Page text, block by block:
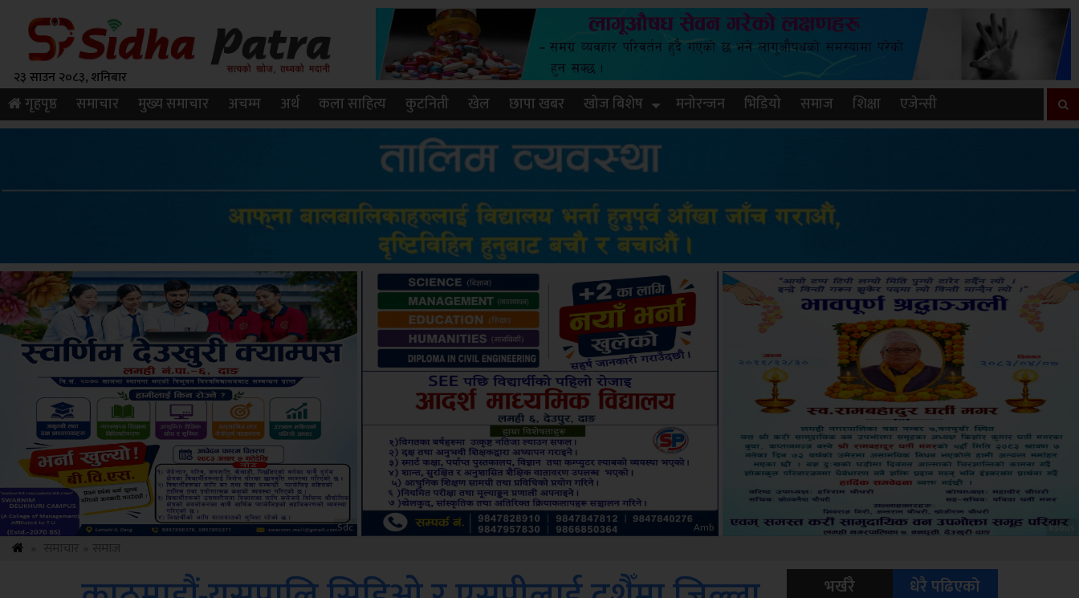
२३ साउन २०८३, शनिबार
गृहपृष्ठ समाचार मुख्य समाचार अचम्म अर्थ कला साहित्य कुटनिती खेल छापा खबर खोज बिशेष मनोरन्जन भिडियो समाज शिक्षा एजेन्सी
Amb ksbus Sdc
भर्खरै धेरै पढिएको